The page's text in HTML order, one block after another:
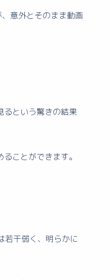
意外とそのまま動画
という驚きの結果
ことができます。
若干弱く、明らかに